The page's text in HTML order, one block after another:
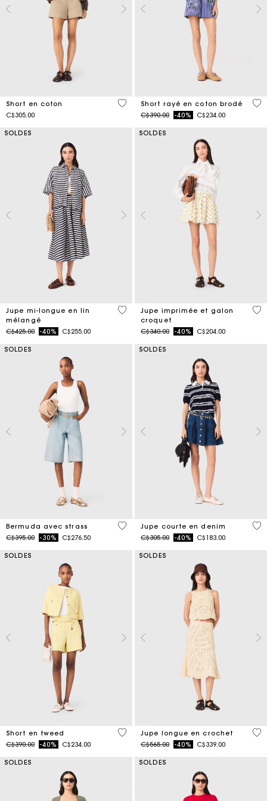
Short en coton
C$305.00
5 out of 5 Customer Rating
Short rayé en coton brodé
Price reduced from
C$390.00to-40% C$234.00
5
SOLDES
Jupe mi-longue en lin
mélangé
Price reduced from
C$425.00to-40% C$255.00
5 out of 5 Customer Rating
SOLDES
Jupe imprimée et galon
croquet
Price reduced from
C$340.00to-40% C$204.00
5
SOLDES
Bermuda avec strass
Price reduced from
C$395.00to-30% C$276.50
5 out of 5 Customer Rating
SOLDES
Jupe courte en denim
Price reduced from
C$305.00to-40% C$183.00
4,5
SOLDES
Short en tweed
Price reduced from
C$390.00to-40% C$234.00
4 out of 5 Customer Rating
SOLDES
Jupe longue en crochet
Price reduced from
C$565.00to-40% C$339.00
4,6
SOLDES SOLDES